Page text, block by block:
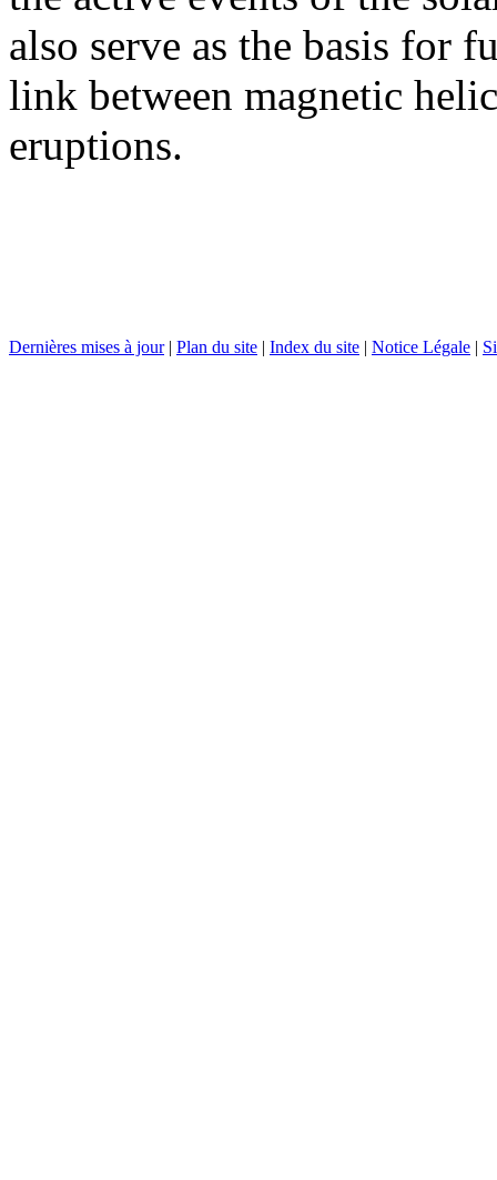
also serve as the basis for
link between magnetic
eruptions.
Dernières mises à jour| Plan du site | Index du site | Notice Légale |